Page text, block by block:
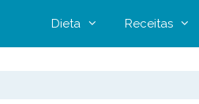
Dieta Receitas